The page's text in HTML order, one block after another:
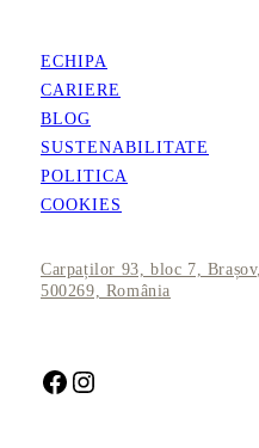
ECHIPA
CARIERE
BLOG
SUSTENABILITATE
POLITICA
COOKIES
Carpaților 93, bloc 7, Brașov,
500269, România
Facebook Instagram